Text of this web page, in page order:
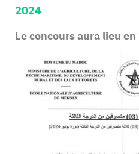
2024
Le concours aura lieu en